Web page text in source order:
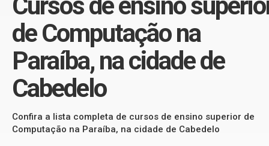
de Computação na
Paraíba, na cidade de
Cabedelo
Confira a lista completa de cursos de ensino superior de
Computação na Paraíba, na cidade de Cabedelo